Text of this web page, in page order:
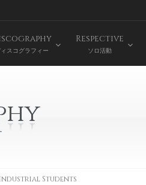
スコグラフィー
Respective
ソロ活動
Industrial Students